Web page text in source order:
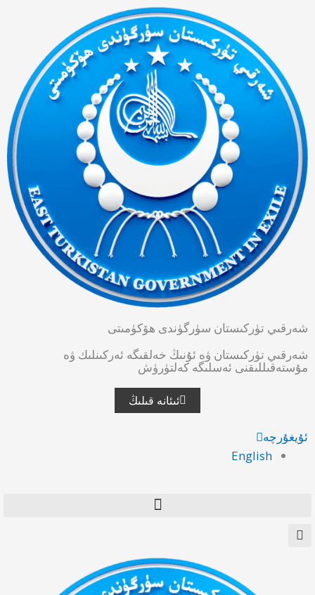
شەرقىي تۈركىستان سۈرگۈندى ھۆكۈمىتى
شەرقىي تۈركىستان ۋە ئۇنىڭ خەلقىگە ئەركىنلىك ۋە
مۇستەقىللىقنى ئەسلىگە كەلتۈرۈش
ئىئانە قىلىڭ
ئۇيغۇرچە
English